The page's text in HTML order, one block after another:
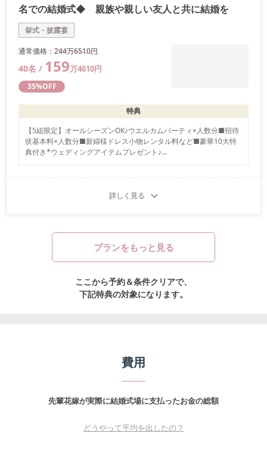
名での結婚式◆ 親族や親しい友人と共に結婚を
挙式・披露宴
通常価格： 244万6510円
40名 / 159万4610円
35%OFF
特典
【5組限定】オールシーズンOK♪ウエルカムパーティ×人数分■招待
状基本料×人数分■新婦様ドレス小物レンタル料など■豪華10大特
典付き*ウェディングアイテムプレゼント♪
詳しく見る
プランをもっと見る
ここから予約＆条件クリアで、
下記特典の対象になります。
費用
先輩花嫁が実際に結婚式場に支払ったお金の総額
どうやって平均を出したの？